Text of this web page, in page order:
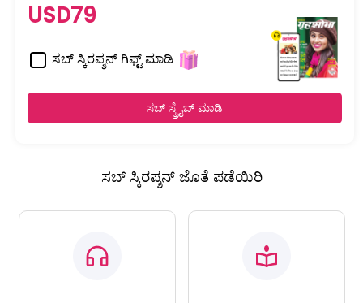
USD79
ಸಬ್ ಸ್ಕಿರಪ್ಶನ್ ಗಿಫ್ಟ್ ಮಾಡಿ
ಸಬ್ ಸ್ಕ್ರೈಬ್ ಮಾಡಿ
ಸಬ್ ಸ್ಕಿರಪ್ಶನ್ ಜೊತೆ ಪಡೆಯಿರಿ